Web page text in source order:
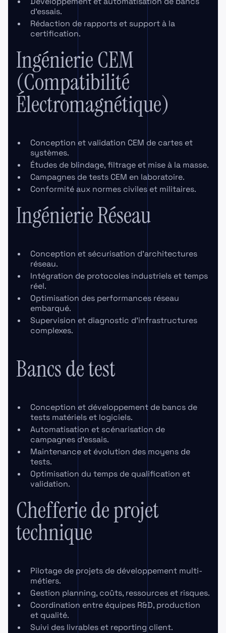
d’essais.
Rédaction de rapports et support à la
certification.
Ingénierie CEM
(Compatibilité
Électromagnétique)
Conception et validation CEM de cartes et
systèmes.
Études de blindage, filtrage et mise à la masse.
Campagnes de tests CEM en laboratoire.
Conformité aux normes civiles et militaires.
Ingénierie Réseau
Conception et sécurisation d’architectures
réseau.
Intégration de protocoles industriels et temps
réel.
Optimisation des performances réseau
embarqué.
Supervision et diagnostic d’infrastructures
complexes.
Bancs de test
Conception et développement de bancs de
tests matériels et logiciels.
Automatisation et scénarisation de
campagnes d’essais.
Maintenance et évolution des moyens de
tests.
Optimisation du temps de qualification et
validation.
Chefferie de projet
technique
Pilotage de projets de développement multi-
métiers.
Gestion planning, coûts, ressources et risques.
Coordination entre équipes R&D, production
et qualité.
Suivi des livrables et reporting client.